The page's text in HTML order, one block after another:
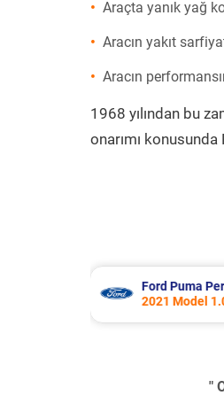
Araçta yanık yağ
Aracın yakıt
Aracın
1968 yılından bu
onarımı
Audi
2018
"